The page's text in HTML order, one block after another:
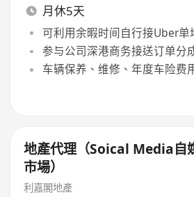
月休5天
可利用余暇时间自行接Uber单
参与公司深港商务接送订单分
车辆保养、维修、年度车险费
地產代理（Soical Media自
市場）
利嘉閣地產